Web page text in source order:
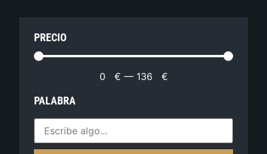
PRECIO
0 € — 136 €
PALABRA